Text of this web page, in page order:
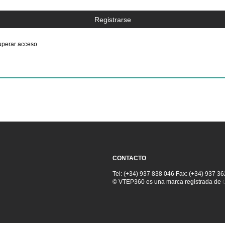
acceso
CONTACTO
Tel: (+34) 937 838 046 Fax: (+34) 937
© VTEP360 es una marca registrada de